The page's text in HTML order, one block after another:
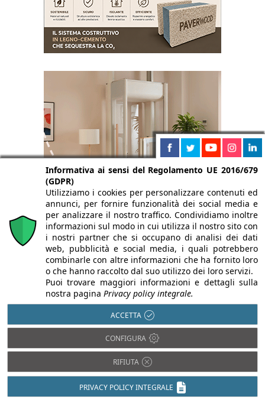
Informativa ai sensi del Regolamento UE 2016/679
(GDPR)
Utilizziamo i cookies per personalizzare contenuti ed
annunci, per fornire funzionalità dei social media e
per analizzare il nostro traffico. Condividiamo inoltre
informazioni sul modo in cui utilizza il nostro sito con
i nostri partner che si occupano di analisi dei dati
web, pubblicità e social media, i quali potrebbero
combinarle con altre informazioni che ha fornito loro
o che hanno raccolto dal suo utilizzo dei loro servizi.
Puoi trovare maggiori informazioni e dettagli sulla
nostra pagina Privacy policy integrale.
ACCETTA
CONFIGURA
RIFIUTA
PRIVACY POLICY INTEGRALE